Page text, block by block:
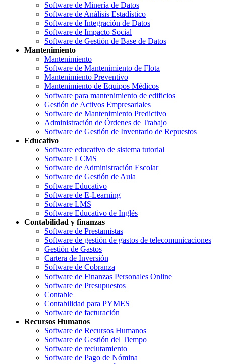
Software de Minería de Datos
Software de Análisis Estadístico
Software de Integración de Datos
Software de Impacto Social
Software de Gestión de Base de Datos
Mantenimiento
Mantenimiento
Software de Mantenimiento de Flota
Mantenimiento Preventivo
Mantenimiento de Equipos Médicos
Software para mantenimiento de edificios
Gestión de Activos Empresariales
Software de Mantenimiento Predictivo
Administración de Órdenes de Trabajo
Software de Gestión de Inventario de Repuestos
Educativo
Software educativo de sistema tutorial
Software LCMS
Software de Administración Escolar
Software de Gestión de Aula
Software Educativo
Software de E-Learning
Software LMS
Software Educativo de Inglés
Contabilidad y finanzas
Software de Prestamistas
Software de gestión de gastos de telecomunicaciones
Gestión de Gastos
Cartera de Inversión
Software de Cobranza
Software de Finanzas Personales Online
Software de Presupuestos
Contable
Contabilidad para PYMES
Software de facturación
Recursos Humanos
Software de Recursos Humanos
Software de Gestión del Tiempo
Software de reclutamiento
Software de Pago de Nómina